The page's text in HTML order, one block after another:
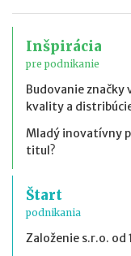
Inšpirácia
pre podnikanie
Budovanie značky
kvality a
Mladý inovatívny
titul?
Štart
podnikania
Založenie s.r.o.